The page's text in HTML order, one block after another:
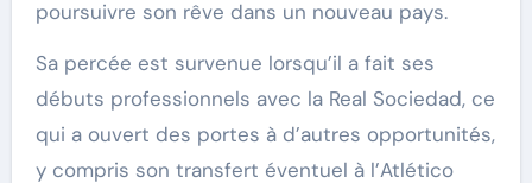
poursuivre son rêve dans un nouveau pays.
Sa percée est survenue lorsqu’il a fait ses
débuts professionnels avec la Real Sociedad, ce
qui a ouvert des portes à d’autres opportunités,
y compris son transfert éventuel à l’Atlético